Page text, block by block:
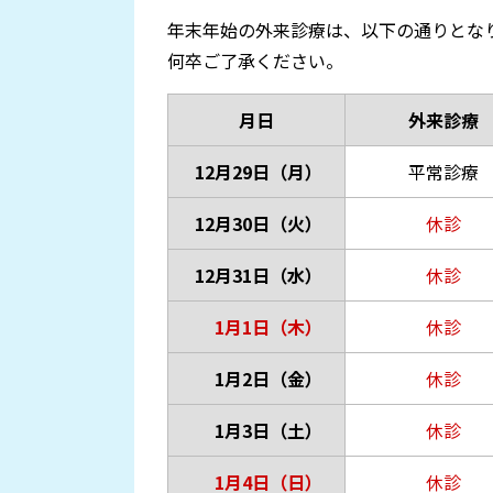
年末年始の外来診療は、以下の通りとな
何卒ご了承ください。
月日
外来診療
12月29日（月）
平常診療
12月30日（火）
休診
12月31日（水）
休診
1月1日（木）
休診
1月2日（金）
休診
1月3日（土）
休診
1月4日（日）
休診